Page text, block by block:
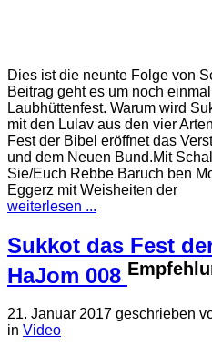
Dies ist die neunte Folge von
Beitrag geht es um noch
Laubhüttenfest. Warum wird
mit den Lulav aus den vier
Fest der Bibel eröffnet das
und dem Neuen Bund.Mit
Sie/Euch Rebbe Baruch ben
Eggerz mit Weisheiten der
weiterlesen ...
Sukkot das Fest
HaJom 008
21. Januar 2017 geschrieben
in Video